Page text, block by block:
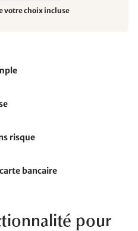
votre choix incluse
risque
bancaire
pour